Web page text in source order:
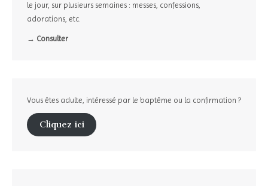
le jour, sur plusieurs semaines : messes, confessions,
adorations, etc.
→ Consulter
Vous êtes adulte, intéressé par le baptême ou la confirmation ?
Cliquez ici